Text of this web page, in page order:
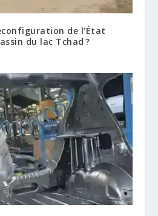
de l’État
du lac Tchad ?